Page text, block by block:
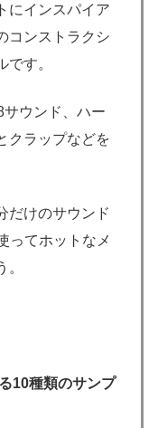
にインスパイア
コンストラクシ
です。
ウンド、ハー
クラップなどを
だけのサウンド
ってホットなメ
10種類のサンプ